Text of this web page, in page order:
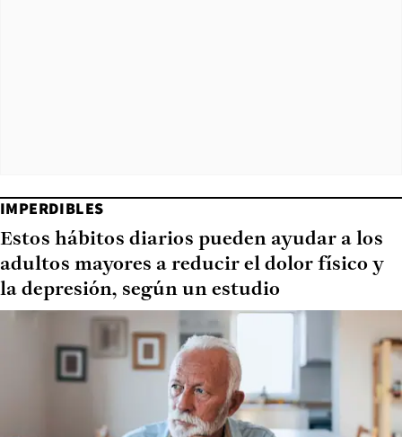
IMPERDIBLES
Estos hábitos diarios pueden ayudar a los
adultos mayores a reducir el dolor físico y
la depresión, según un estudio